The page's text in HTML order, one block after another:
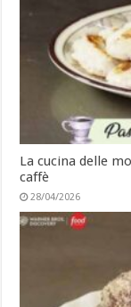
La cucina delle
caffè
28/04/2026